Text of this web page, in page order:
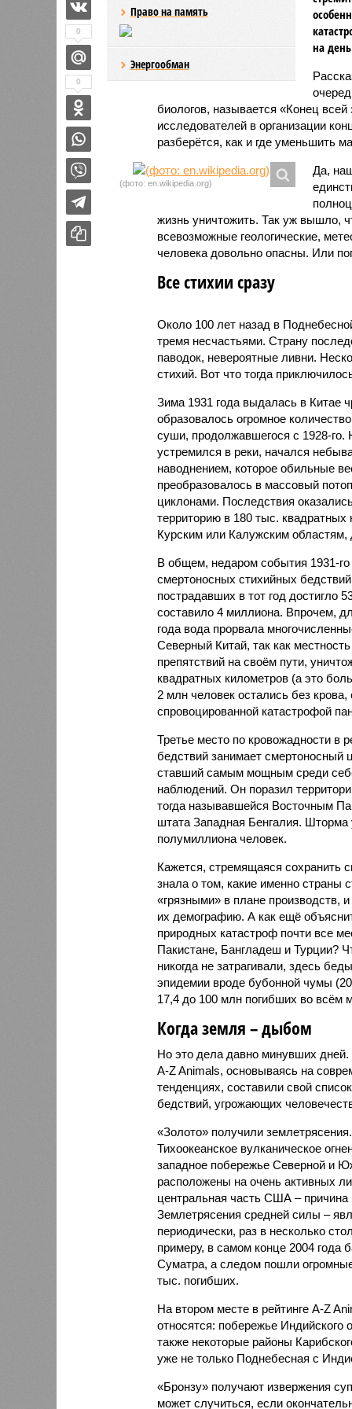
Право на память
Энергообман
на
биологов, называется «Конец
исследователей в организации
разберётся, как и где уменьшить
(фото: en.wikipedia.org)
Да,
жизнь уничтожить. Так уж вышло,
всевозможные геологические,
человека довольно опасны. Или
Все стихии сразу
Около 100 лет назад в
тремя несчастьями. Страну
паводок, невероятные ливни.
стихий. Вот что тогда
Зима 1931 года выдалась в Китае
образовалось огромное
суши, продолжавшегося с 1928-го.
устремился в реки, начался
наводнением, которое обильные
преобразовалось в массовый
циклонами. Последствия
территорию в 180 тыс.
Курским или Калужским областям,
В общем, недаром события 1931-
смертоносных стихийных
пострадавших в тот год достигло
составило 4 миллиона. Впрочем,
года вода прорвала
Северный Китай, так как
препятствий на своём пути,
квадратных километров (а это
2 млн человек остались без
спровоцированной катастрофой
Третье место по кровожадности в
бедствий занимает смертоносный
ставший самым мощным среди
наблюдений. Он поразил
тогда называвшейся Восточным
штата Западная Бенгалия. Шторма
полумиллиона человек.
Кажется, стремящаяся сохранить
знала о том, какие именно страны
«грязными» в плане производств,
их демографию. А как ещё
природных катастроф почти все
Пакистане, Бангладеш и Турции?
никогда не затрагивали, здесь
эпидемии вроде бубонной чумы
17,4 до 100 млн погибших во всём
Когда земля – дыбом
Но это дела давно минувших
A-Z Animals, основываясь на
тенденциях, составили свой
бедствий, угрожающих
«Золото» получили
Тихоокеанское вулканическое
западное побережье Северной и
расположены на очень активных
центральная часть США –
Землетрясения средней силы –
периодически, раз в несколько
примеру, в самом конце 2004 года
Суматра, а следом пошли
тыс. погибших.
На втором месте в рейтинге A-Z
относятся: побережье
также некоторые районы
уже не только Поднебесная с
«Бронзу» получают извержения
может случиться, если
0
0